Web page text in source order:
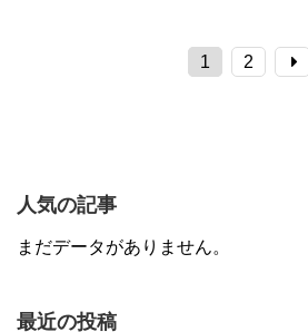
1 2
人気の記事
まだデータがありません。
最近の投稿